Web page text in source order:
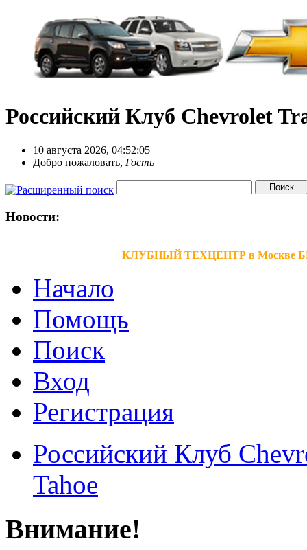
Российский Клуб Chevrolet
10 августа 2026, 04:52:05
Добро пожаловать, Гость
Новости:
КЛУБНЫЙ ТЕХЦЕНТР в Москве
Начало
Помощь
Поиск
Вход
Регистрация
Российский Клуб
Tahoe
Внимание!